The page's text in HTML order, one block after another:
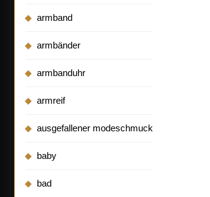
armband
armbänder
armbanduhr
armreif
ausgefallener modeschmuck
baby
bad